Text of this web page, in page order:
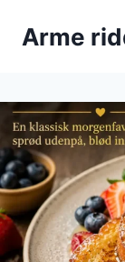
Arme